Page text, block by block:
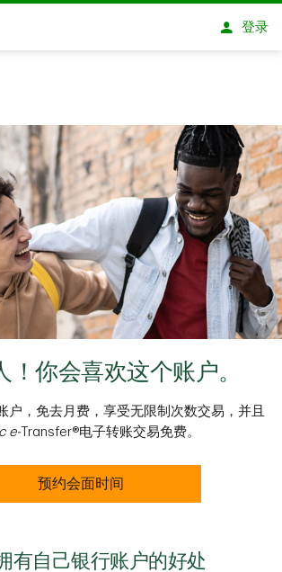
登录
！你会喜欢这个账户。
户，免去月费，享受无限制次数交易，并且
e-Transfer®电子转账交易免费。
预约会面时间
有自己银行账户的好处